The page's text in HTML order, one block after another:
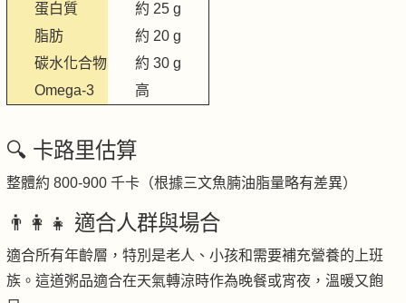
蛋白質
約 25 g
脂肪
約 20 g
碳水化合物
約 30 g
Omega-3
高
🔍 卡路里估算
整體約 800-900 千卡（根據三文魚腩油脂量略有差異）
👨‍👩‍👧 適合人群與場合
適合所有年齡層，特別是老人、小孩和需要補充營養的上班
族。這道粥品適合在天氣轉涼時作為晚餐或宵夜，溫暖又飽